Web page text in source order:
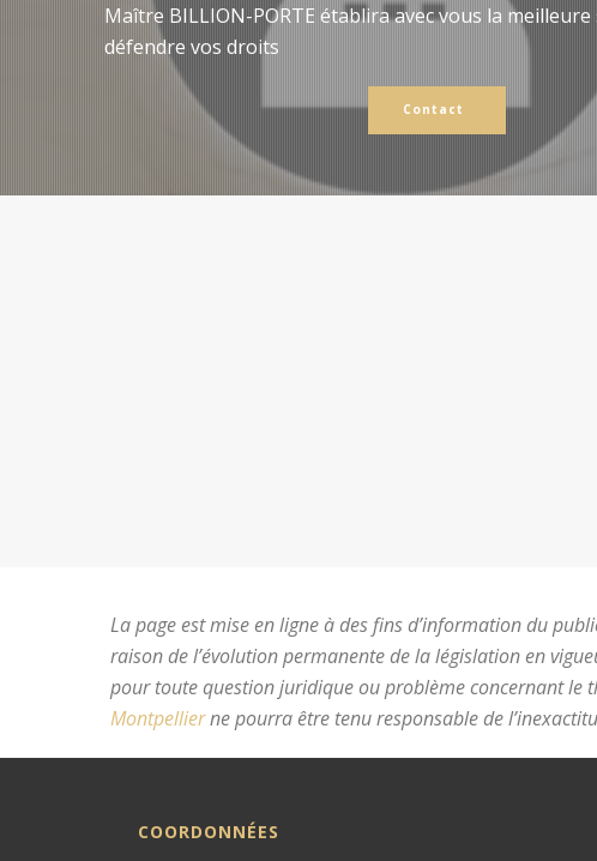
Maître BILLION-PORTE établira avec vous la
défendre vos droits
Contact
La page est mise en ligne à des fins d’information du
raison de l’évolution permanente de la législation en
pour toute question juridique ou problème concernant le
Montpellierne pourra être tenu responsable de
COORDONNÉES